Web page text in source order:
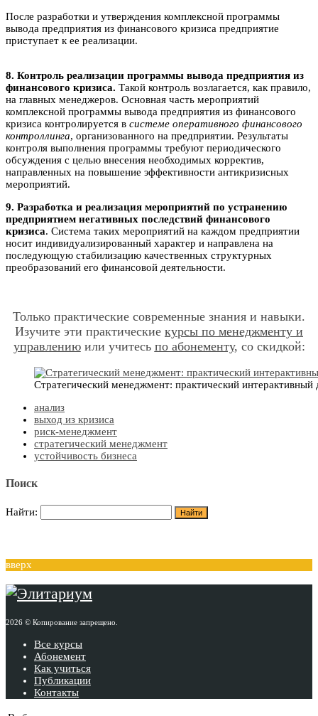
После разработки и утверждения комплексной программы
вывода предприятия из финансового кризиса предприятие
приступает к ее реализации.
8. Контроль реализации программы вывода предприятия из
финансового кризиса. Такой контроль возлагается, как правило,
на главных менеджеров. Основная часть мероприятий
комплексной программы вывода предприятия из финансового
кризиса контролируется в системе оперативного финансового
контроллинга, организованного на предприятии. Результаты
контроля выполнения программы требуют периодического
обсуждения с целью внесения необходимых корректив,
направленных на повышение эффективности антикризисных
мероприятий.
9. Разработка и реализация мероприятий по устранению
предприятием негативных последствий финансового
кризиса. Система таких мероприятий на каждом предприятии
носит индивидуализированный характер и направлена на
последующую стабилизацию качественных структурных
преобразований его финансовой деятельности.
Только практические современные знания и навыки.
Изучите эти практические курсы по менеджменту и
управлениюили учитесь по абонементу, со скидкой:
Стратегический менеджмент: практический
анализ
выход из кризиса
риск-менеджмент
стратегический менеджмент
устойчивость бизнеса
Поиск
Найти:
вверх
2026 © Копирование запрещено.
Все курсы
Абонемент
Как учиться
Публикации
Контакты